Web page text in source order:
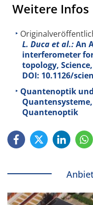
Weitere Infos
L. Duca et al.:An
interferometer
topology,
DOI: 10.1126/
Quantenoptik
Quantenoptik